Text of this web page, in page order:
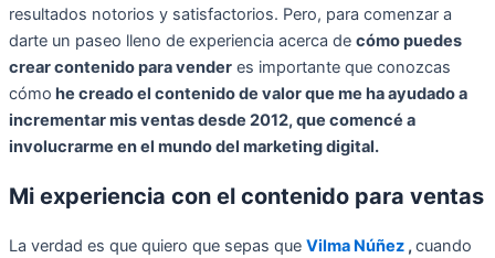
resultados notorios y satisfactorios. Pero, para comenzar a
darte un paseo lleno de experiencia acerca de cómo puedes
crear contenido para vender es importante que conozcas
cómo he creado el contenido de valor que me ha ayudado a
incrementar mis ventas desde 2012, que comencé a
involucrarme en el mundo del marketing digital.
Mi experiencia con el contenido para ventas
La verdad es que quiero que sepas que Vilma Núñez ,cuando